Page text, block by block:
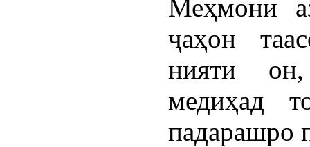
Меҳмони
ҷаҳон
нияти
медиҳад
падарашро